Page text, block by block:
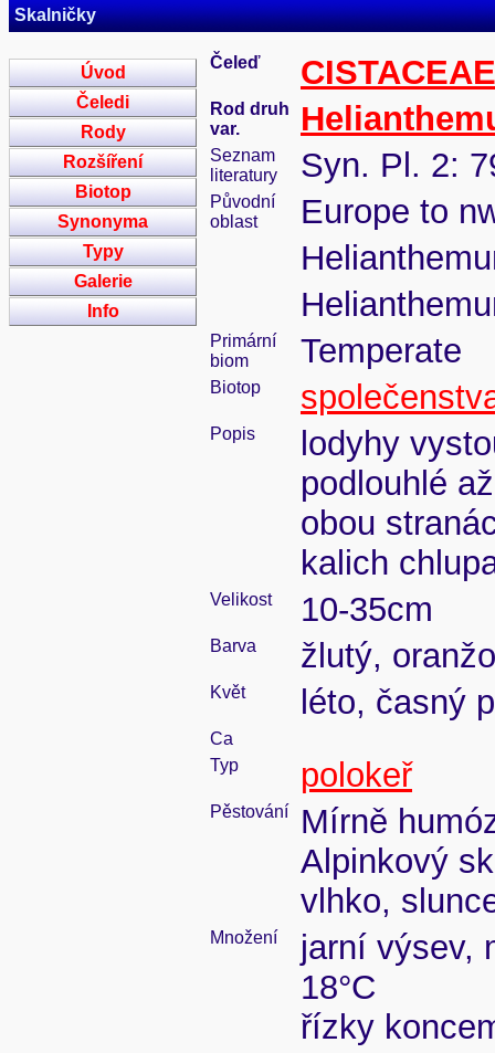
Skalničky
Úvod
Čeledi
Rody
Rozšíření
Biotop
Synonyma
Typy
Galerie
Info
Čeleď CISTACEAE
Rod druh
var.
Seznam
literatury
Syn. Pl. 2:
Původní
oblast
Europe to
Primární
biom
Temperate
Biotop
Popis
lodyhy
podlouhlé
obou
kalich
Velikost 10-35cm
Barva žlutý,
Květ léto, časný
Ca
Typ
polokeř
Pěstování
Mírně
Alpinkový
vlhko,
Množení
jarní výsev,
18°C
řízky